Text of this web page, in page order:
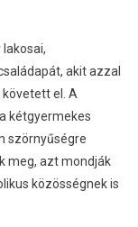
akit azzal
el.
A
kétgyermekes
szörnyűségre
meg, azt mondják
közösségnek is